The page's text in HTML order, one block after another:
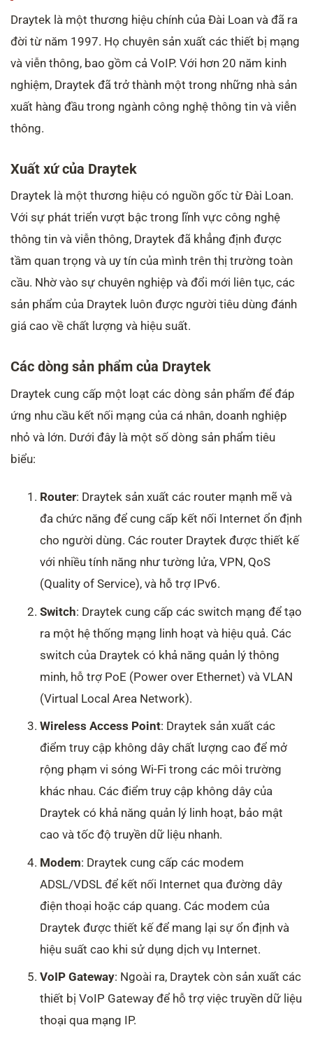
Draytek là một thương hiệu chính của Đài Loan và đã ra
đời từ năm 1997. Họ chuyên sản xuất các thiết bị mạng
và viễn thông, bao gồm cả VoIP. Với hơn 20 năm kinh
nghiệm, Draytek đã trở thành một trong những nhà sản
xuất hàng đầu trong ngành công nghệ thông tin và viễn
thông.
Xuất xứ của Draytek
Draytek là một thương hiệu có nguồn gốc từ Đài Loan.
Với sự phát triển vượt bậc trong lĩnh vực công nghệ
thông tin và viễn thông, Draytek đã khẳng định được
tầm quan trọng và uy tín của mình trên thị trường toàn
cầu. Nhờ vào sự chuyên nghiệp và đổi mới liên tục, các
sản phẩm của Draytek luôn được người tiêu dùng đánh
giá cao về chất lượng và hiệu suất.
Các dòng sản phẩm của Draytek
Draytek cung cấp một loạt các dòng sản phẩm để đáp
ứng nhu cầu kết nối mạng của cá nhân, doanh nghiệp
nhỏ và lớn. Dưới đây là một số dòng sản phẩm tiêu
biểu:
Router: Draytek sản xuất các router mạnh mẽ và
đa chức năng để cung cấp kết nối Internet ổn định
cho người dùng. Các router Draytek được thiết kế
với nhiều tính năng như tường lửa, VPN, QoS
(Quality of Service), và hỗ trợ IPv6.
Switch: Draytek cung cấp các switch mạng để tạo
ra một hệ thống mạng linh hoạt và hiệu quả. Các
switch của Draytek có khả năng quản lý thông
minh, hỗ trợ PoE (Power over Ethernet) và VLAN
(Virtual Local Area Network).
Wireless Access Point: Draytek sản xuất các
điểm truy cập không dây chất lượng cao để mở
rộng phạm vi sóng Wi-Fi trong các môi trường
khác nhau. Các điểm truy cập không dây của
Draytek có khả năng quản lý linh hoạt, bảo mật
cao và tốc độ truyền dữ liệu nhanh.
Modem: Draytek cung cấp các modem
ADSL/VDSL để kết nối Internet qua đường dây
điện thoại hoặc cáp quang. Các modem của
Draytek được thiết kế để mang lại sự ổn định và
hiệu suất cao khi sử dụng dịch vụ Internet.
VoIP Gateway: Ngoài ra, Draytek còn sản xuất các
thiết bị VoIP Gateway để hỗ trợ việc truyền dữ liệu
thoại qua mạng IP.